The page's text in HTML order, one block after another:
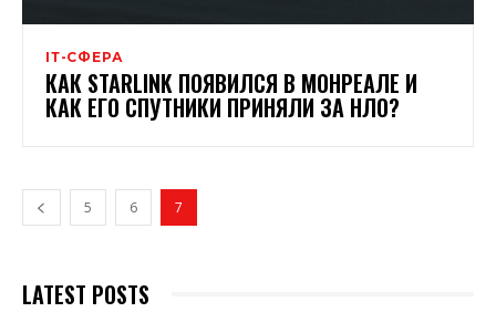
ІТ-СФЕРА
КАК STARLINK ПОЯВИЛСЯ В МОНРЕАЛЕ И
КАК ЕГО СПУТНИКИ ПРИНЯЛИ ЗА НЛО?
5 6 7
LATEST POSTS